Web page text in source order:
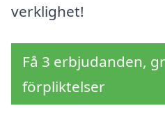
verklighet!
Få 3 erbjudanden,
förpliktelser